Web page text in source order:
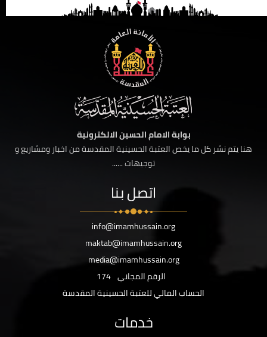
بوابة الامام الحسين الالكترونية
هنا يتم نشر كل ما يخص العتبة الحسينية المقدسة من اخبار ومشاريع و
توجيهات ......
اتصل بنا
info@imamhussain.org
maktab@imamhussain.org
media@imamhussain.org
الرقم المجاني 174
الحساب المالي للعتبة الحسينية المقدسة
خدمات